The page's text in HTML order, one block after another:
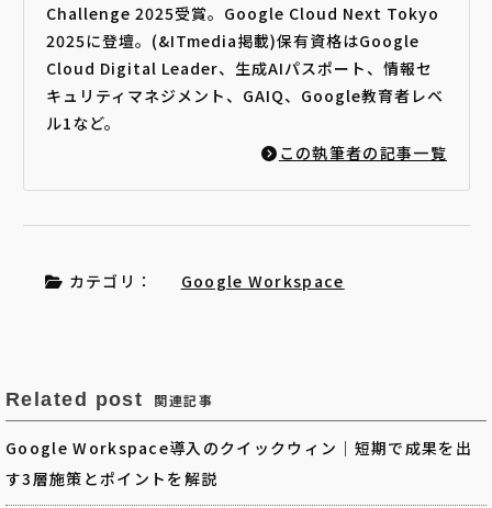
Challenge 2025受賞。Google Cloud Next Tokyo
2025に登壇。(&ITmedia掲載)保有資格はGoogle
Cloud Digital Leader、生成AIパスポート、情報セ
キュリティマネジメント、GAIQ、Google教育者レベ
ル1など。
この執筆者の記事一覧
カテゴリ： Google Workspace
Related post 関連記事
Google Workspace導入のクイックウィン｜短期で成果を出
す3層施策とポイントを解説